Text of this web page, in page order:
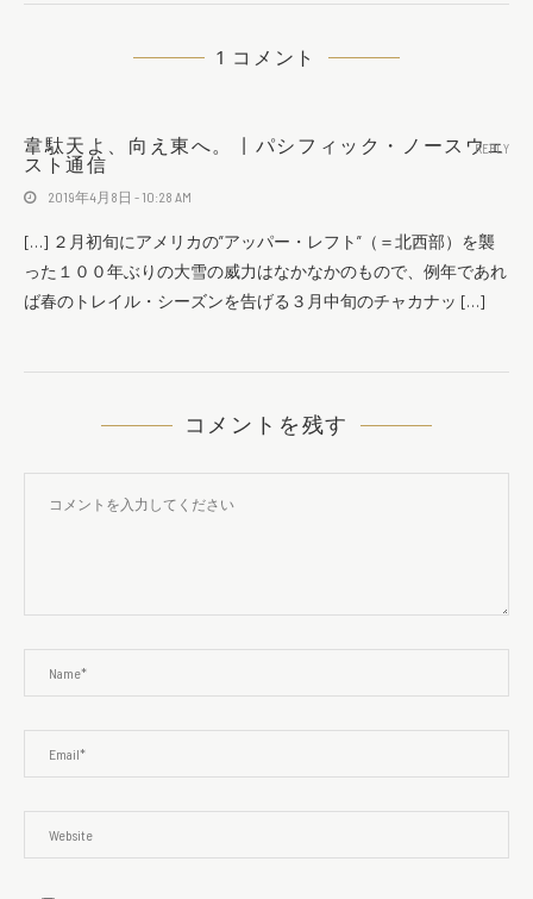
1 コメント
韋駄天よ、向え東へ。 | パシフィック・ノースウェ
スト通信
2019年4月8日 - 10:28 AM
[…] ２月初旬にアメリカの”アッパー・レフト”（＝北西部）を襲
った１００年ぶりの大雪の威力はなかなかのもので、例年であれ
ば春のトレイル・シーズンを告げる３月中旬のチャカナッ […]
REPLY
コメントを残す